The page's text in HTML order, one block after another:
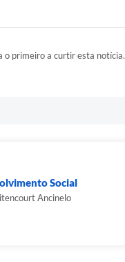
o primeiro a curtir esta notícia.
Social
Ancinelo